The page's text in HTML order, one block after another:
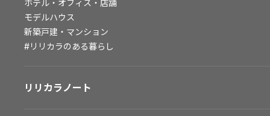
会社情報
採用情報
ホテル・オフィス・店舗
モデルハウス
新築戸建・マンション
#リリカラのある暮らし
リリカラノート